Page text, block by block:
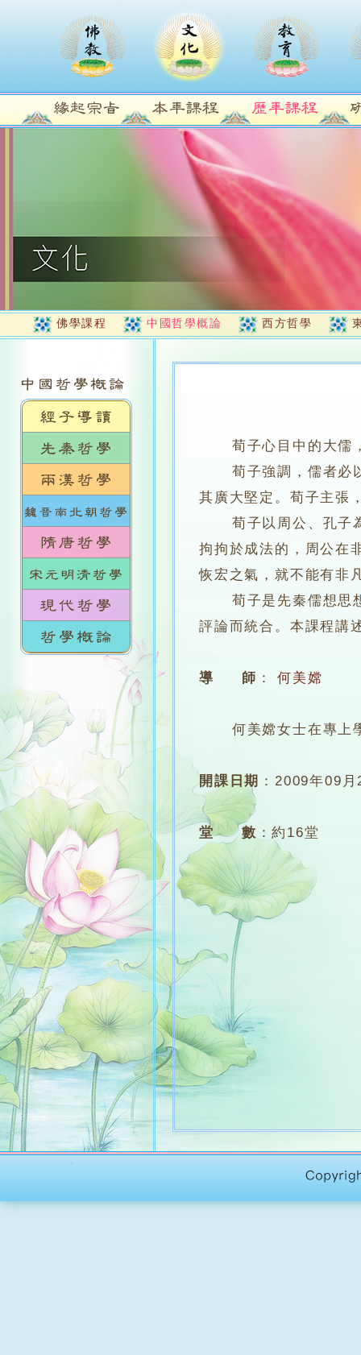
佛學課程 中國哲學概論 西方哲學
荀子心目中的大儒
荀子強調，儒者必以
其廣大堅定。荀子主張
荀子以周公、孔子為
拘拘於成法的，周公在
恢宏之氣，就不能有非
荀子是先秦儒想思想
評論而統合。本課程講
導 師 ： 何美嫦
何美嫦女士在專上學
開課日期 ：2009年09月
堂 數 ：約16堂